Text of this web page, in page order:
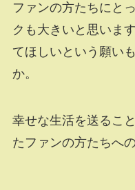
ファンの方たちにと
クも大きいと思いま
てほしいという願い
か。
幸せな生活を送るこ
たファンの方たちへ